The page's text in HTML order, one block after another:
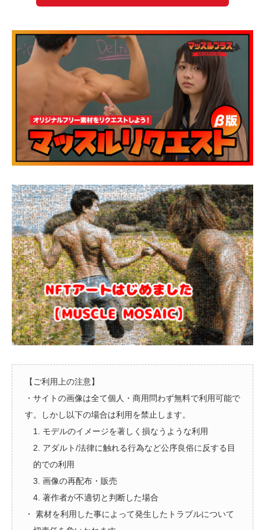
【ご利用上の注意】
・サイトの画像は全て個人・商用問わず無料で利用可能で
す。しかし以下の場合は利用を禁止します。
1. モデルのイメージを著しく損なうような利用
2. アダルト/法律に触れる行為など公序良俗に反する目
的での利用
3. 画像の再配布・販売
4. 著作者が不適切と判断した場合
・ 素材を利用した事によって発生したトラブルについて